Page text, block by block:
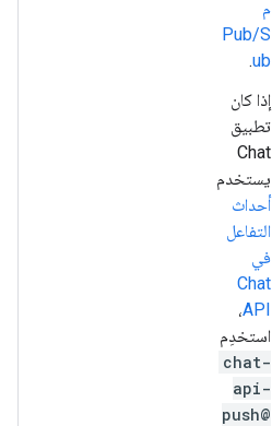
م
Pub/S
ub
.
إذا كان
تطبيق
Chat
يستخدم
أحداث
التفاعل
في
Chat
API،
استخدِم
chat-
api-
push@